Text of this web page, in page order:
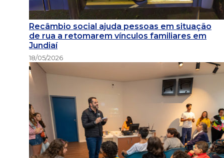
Recâmbio social ajuda pessoas em situação
de rua a retomarem vínculos familiares em
Jundiaí
18/05/2026